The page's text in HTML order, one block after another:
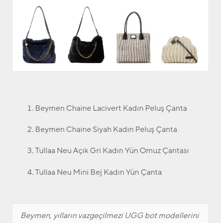
Beymen Chaine Lacivert Kadın Peluş Çanta
Beymen Chaine Siyah Kadın Peluş Çanta
Tullaa Neu Açık Gri Kadın Yün Omuz Çantası
Tullaa Neu Mini Bej Kadın Yün Çanta
Beymen, yılların vazgeçilmezi UGG bot modellerini